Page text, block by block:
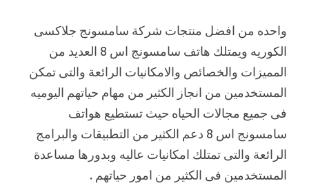
واحده من افضل منتجات شركة سامسونج جلاكسى
الكوريه ويمتلك هاتف سامسونج اس 8 العديد من
المميزات والخصائص والامكانيات الرائعة والتى تمكن
المستخدمين من انجاز الكثير من مهام حياتهم اليوميه
فى جميع مجالات الحياه حيث تستطيع هواتف
سامسونج اس 8 دعم الكثير من التطبيقات والبرامج
الرائعة والتى تمتلك امكانيات عاليه وبدورها مساعدة
المستخدمين فى الكثير من امور حياتهم .